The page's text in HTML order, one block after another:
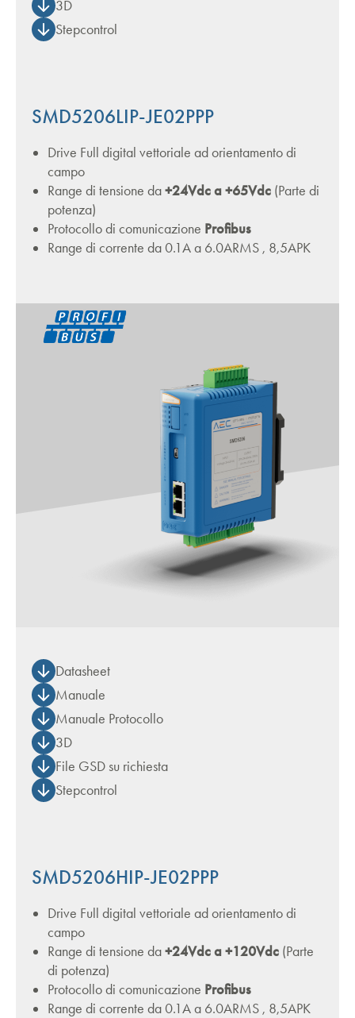
3D
Stepcontrol
SMD5206LIP-JE02PPP
Drive Full digital vettoriale ad orientamento di
campo
Range di tensione da+24Vdc a +65Vdc (Parte di
potenza)
Protocollo di comunicazione Profibus
Range di corrente da 0.1A a 6.0ARMS , 8,5APK
Datasheet
Manuale
Manuale Protocollo
3D
File GSD su richiesta
Stepcontrol
SMD5206HIP-JE02PPP
Drive Full digital vettoriale ad orientamento di
campo
Range di tensione da+24Vdc a +120Vdc (Parte
di potenza)
Protocollo di comunicazione Profibus
Range di corrente da 0.1A a 6.0ARMS , 8,5APK